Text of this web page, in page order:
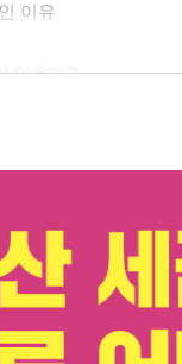
이유
있을까?
아보기
공제 빼고, 과세표